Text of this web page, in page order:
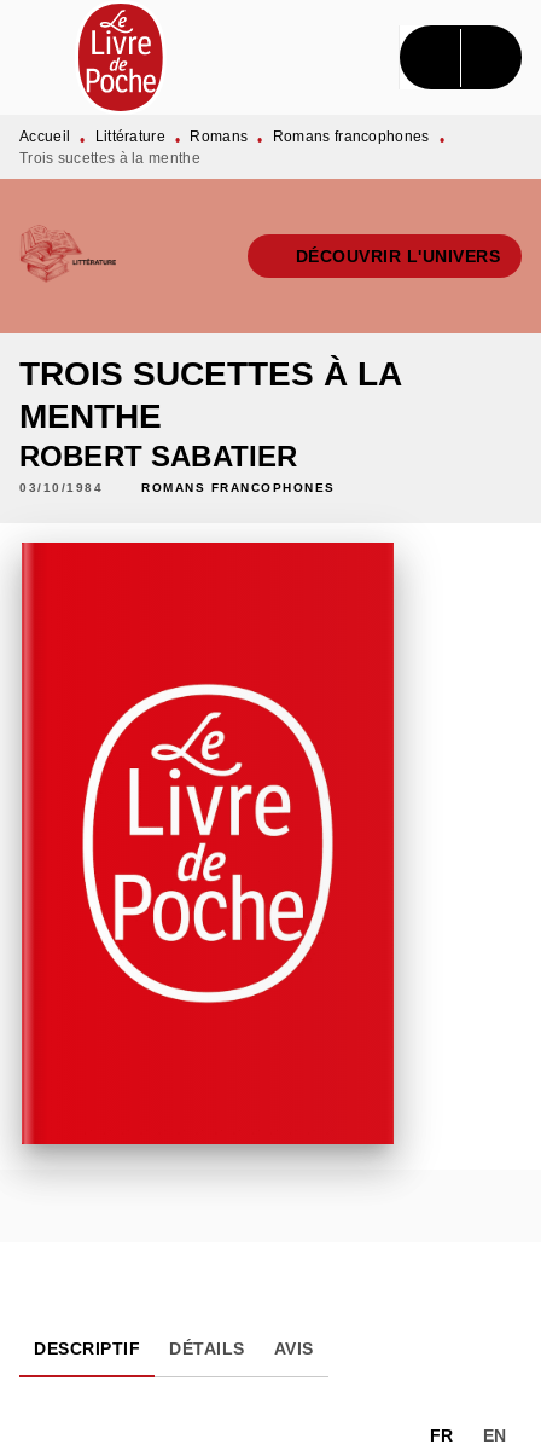
MENU RECHERCHE CONTENU
PIED DE PAGE
Accueil • Littérature • Romans • Romans francophones
•
Trois sucettes à la menthe
DÉCOUVRIR L'UNIVERS
TROIS SUCETTES À LA
MENTHE
ROBERT SABATIER
03/10/1984 ROMANS FRANCOPHONES
DESCRIPTIF DÉTAILS AVIS
FR EN